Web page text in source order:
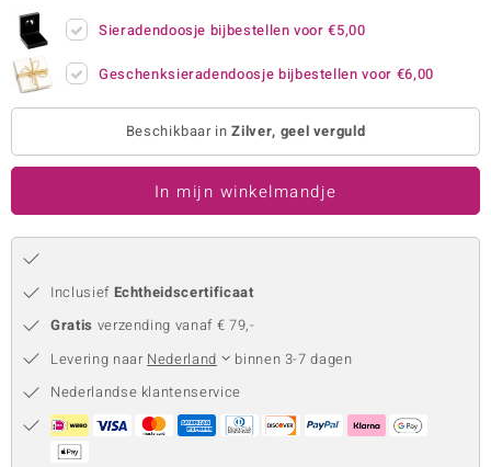
Sieradendoosje bijbestellen voor€5,00
Geschenksieradendoosje bijbestellen voor €6,00
Beschikbaar inZilver, geel verguld
In mijn winkelmandje
Inclusief Echtheidscertificaat
Gratis verzending vanaf € 79,-
Levering naar Nederland
binnen 3-7 dagen
Nederlandse klantenservice